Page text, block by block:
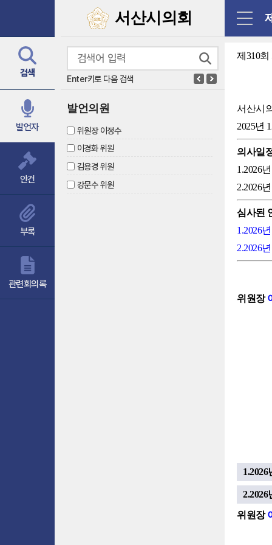
서산시의회
검색
Enter키로 다음 검색
발언자
발언의원
위원장 이정수
이경화 위원
김용경 위원
강문수 위원
안건
부록
관련회의록
제310
서산시
2025년
의사일
1.2026
2.2026
심사된
1.2026
2.2026
위원장
위원장